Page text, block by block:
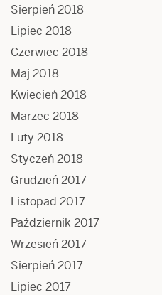
Sierpień 2018
Lipiec 2018
Czerwiec 2018
Maj 2018
Kwiecień 2018
Marzec 2018
Luty 2018
Styczeń 2018
Grudzień 2017
Listopad 2017
Październik 2017
Wrzesień 2017
Sierpień 2017
Lipiec 2017